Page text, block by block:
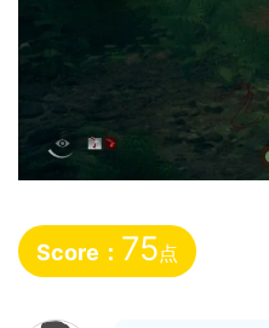
Score： 75点